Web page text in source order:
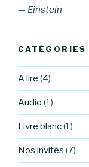
— Einstein
CATÉGORIES
A lire (4)
Audio (1)
Livre blanc(1)
Nos invités (7)